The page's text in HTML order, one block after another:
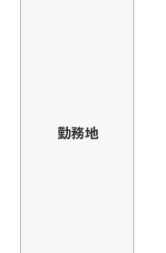
勤務地